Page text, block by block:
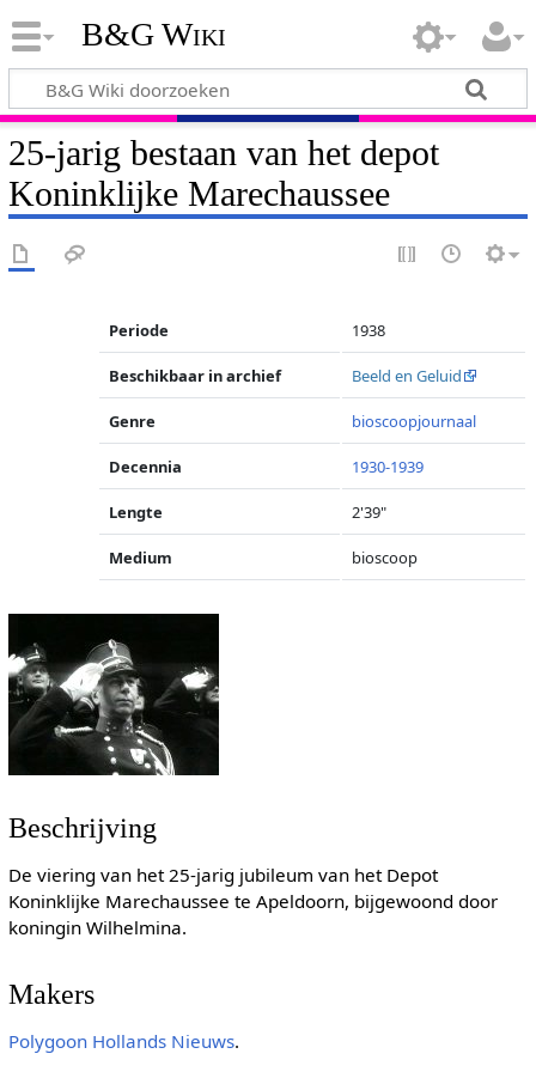
B&G Wiki
25-jarig bestaan van het depot
Koninklijke Marechaussee
Periode 1938
Beschikbaar in archief Beeld en Geluid
Genre bioscoopjournaal
Decennia 1930-1939
Lengte 2'39"
Medium bioscoop
Beschrijving
De viering van het 25-jarig jubileum van het Depot
Koninklijke Marechaussee te Apeldoorn, bijgewoond door
koningin Wilhelmina.
Makers
Polygoon Hollands Nieuws.